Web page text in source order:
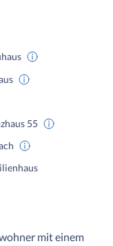
55
mit einem